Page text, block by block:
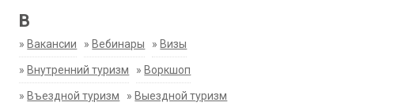
В
» Вакансии » Вебинары » Визы
» Внутренний туризм » Воркшоп
» Въездной туризм » Выездной туризм